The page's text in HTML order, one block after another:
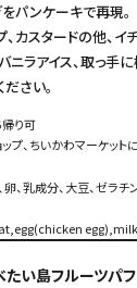
パンケーキで再現。
カスタードの他、イ
ラアイス、取っ手
さい。
帰り可
プ、ちいかわマーケット
卵、乳成分、大豆、ゼラチ
い島フルーツパ